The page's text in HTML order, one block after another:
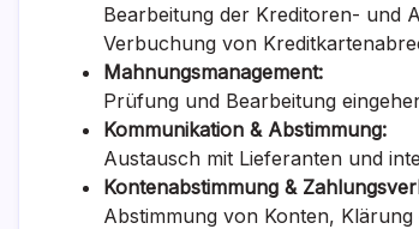
Bearbeitung der Kreditoren- und
Verbuchung von
Mahnungsmanagement:
Prüfung und Bearbeitung
Kommunikation & Abstimmung:
Austausch mit Lieferanten und
Kontenabstimmung &
Abstimmung von Konten,